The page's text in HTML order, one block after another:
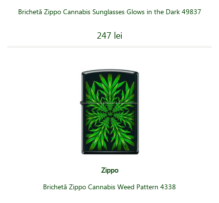
Brichetă Zippo Cannabis Sunglasses Glows in the Dark 49837
247 lei
Zippo
Brichetă Zippo Cannabis Weed Pattern 4338